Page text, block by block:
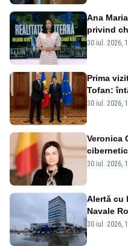
Ana
privind
cer
30 iul. 2026,
Prima
Tofan:
30 iul. 2026,
Veronica
30 iul. 2026,
Alertă cu
Navale
doua
30 iul. 2026,